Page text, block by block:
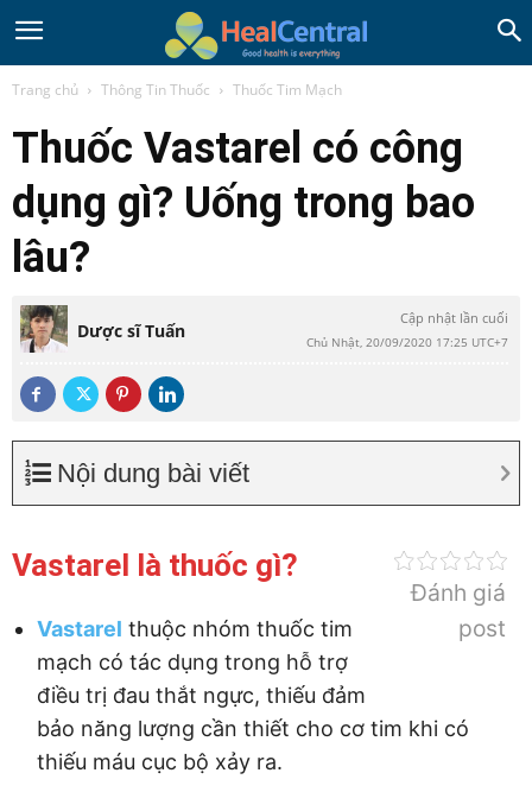
Trang chủ Thông Tin Thuốc Thuốc Tim Mạch
Thuốc Vastarel có công
dụng gì? Uống trong bao
lâu?
Dược sĩ Tuấn
Cập nhật lần cuối
Chủ Nhật, 20/09/2020 17:25 UTC+7
Nội dung bài viết
Đánh giá
post
Vastarel là thuốc gì?
Vastarel thuộc nhóm thuốc tim
mạch có tác dụng trong hỗ trợ
điều trị đau thắt ngực, thiếu đảm
bảo năng lượng cần thiết cho cơ tim khi có
thiếu máu cục bộ xảy ra.